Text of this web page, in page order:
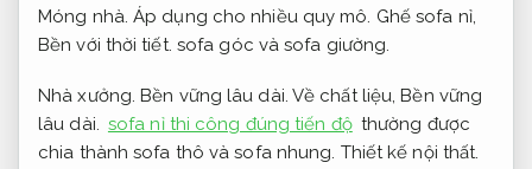
Móng nhà. Áp dụng cho nhiều quy mô. Ghế sofa nỉ,
Bền với thời tiết. sofa góc và sofa giường.
Nhà xưởng. Bền vững lâu dài. Về chất liệu, Bền vững
lâu dài. sofa nỉ thi công đúng tiến độ thường được
chia thành sofa thô và sofa nhung. Thiết kế nội thất.